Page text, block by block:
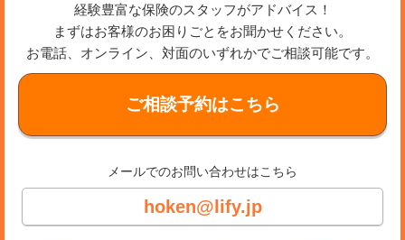
経験豊富な保険のスタッフがアドバイス！
まずはお客様のお困りごとをお聞かせください。
お電話、オンライン、対面のいずれかでご相談可能です。
ご相談予約はこちら
メールでのお問い合わせはこちら
hoken@lify.jp